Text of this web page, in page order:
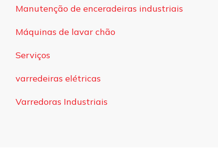
Manutenção de enceradeiras industriais
Máquinas de lavar chão
Serviços
varredeiras elétricas
Varredoras Industriais